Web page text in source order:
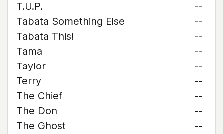
T.U.P.
--
Tabata Something Else
--
Tabata This!
--
Tama
--
Taylor
--
Terry
--
The Chief
--
The Don
--
The Ghost
--